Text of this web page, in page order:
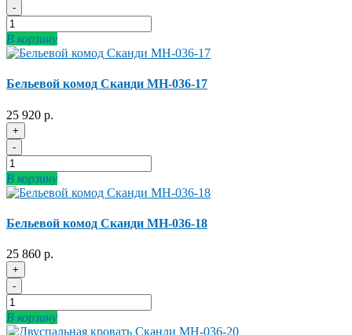
-
В корзину
Бельевой комод Сканди МН-036-17
25 920 р.
+
-
В корзину
Бельевой комод Сканди МН-036-18
25 860 р.
+
-
В корзину